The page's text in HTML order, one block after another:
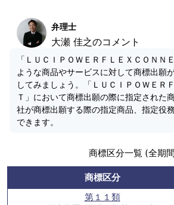
弁理士
大瀬 佳之のコメント
「ＬＵＣＩＰＯＷＥＲＦＬＥＸＣＯＮＮ
ような商品やサービスに対して商標出願
してみましょう。「ＬＵＣＩＰＯＷＥＲ
Ｔ」において商標出願の際に指定された
社が商標出願する際の指定商品、指定役
できます。
商標区分一覧 (全期
商標区分
第１１類